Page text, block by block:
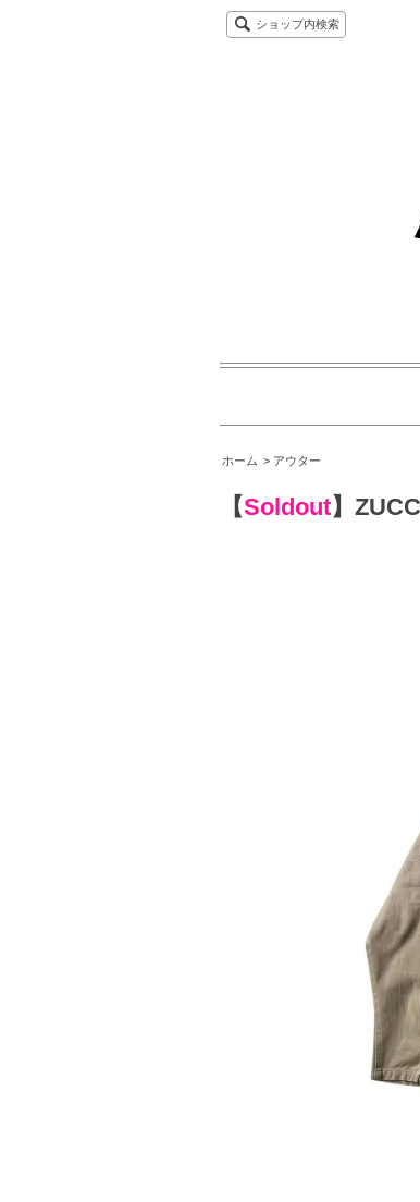
ショップ内検索
ホーム アウター
【Soldout】